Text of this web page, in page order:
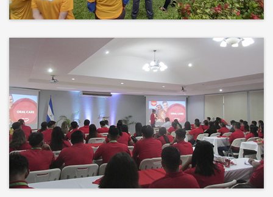
Desconectamos para conectar.
Entre risas, brisa fresca y un
ambiente natural
Events